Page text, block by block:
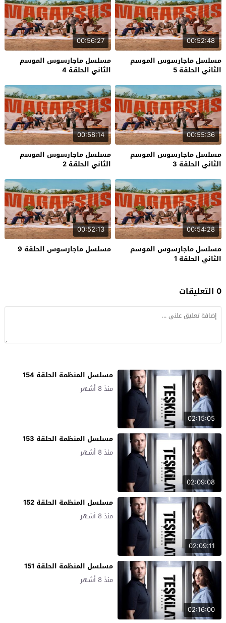
00:52:48
مسلسل ماجارسوس الموسم
الثاني الحلقة 5
00:56:27
مسلسل ماجارسوس الموسم
الثاني الحلقة 4
00:55:36
مسلسل ماجارسوس الموسم
الثاني الحلقة 3
00:58:14
مسلسل ماجارسوس الموسم
الثاني الحلقة 2
00:54:28
مسلسل ماجارسوس الموسم
الثاني الحلقة 1
00:52:13
مسلسل ماجارسوس الحلقة 9
0 التعليقات
02:15:05
مسلسل المنظمة الحلقة 154
منذ 8 أشهر
02:09:08
مسلسل المنظمة الحلقة 153
منذ 8 أشهر
02:09:11
مسلسل المنظمة الحلقة 152
منذ 8 أشهر
02:16:00
مسلسل المنظمة الحلقة 151
منذ 8 أشهر